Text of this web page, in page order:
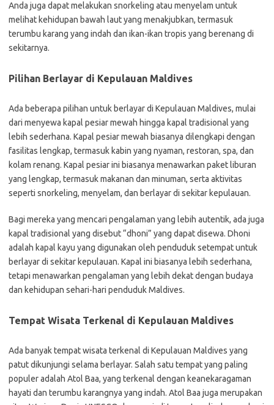
Anda juga dapat melakukan snorkeling atau menyelam untuk
melihat kehidupan bawah laut yang menakjubkan, termasuk
terumbu karang yang indah dan ikan-ikan tropis yang berenang di
sekitarnya.
Pilihan Berlayar di Kepulauan Maldives
Ada beberapa pilihan untuk berlayar di Kepulauan Maldives, mulai
dari menyewa kapal pesiar mewah hingga kapal tradisional yang
lebih sederhana. Kapal pesiar mewah biasanya dilengkapi dengan
fasilitas lengkap, termasuk kabin yang nyaman, restoran, spa, dan
kolam renang. Kapal pesiar ini biasanya menawarkan paket liburan
yang lengkap, termasuk makanan dan minuman, serta aktivitas
seperti snorkeling, menyelam, dan berlayar di sekitar kepulauan.
Bagi mereka yang mencari pengalaman yang lebih autentik, ada juga
kapal tradisional yang disebut “dhoni” yang dapat disewa. Dhoni
adalah kapal kayu yang digunakan oleh penduduk setempat untuk
berlayar di sekitar kepulauan. Kapal ini biasanya lebih sederhana,
tetapi menawarkan pengalaman yang lebih dekat dengan budaya
dan kehidupan sehari-hari penduduk Maldives.
Tempat Wisata Terkenal di Kepulauan Maldives
Ada banyak tempat wisata terkenal di Kepulauan Maldives yang
patut dikunjungi selama berlayar. Salah satu tempat yang paling
populer adalah Atol Baa, yang terkenal dengan keanekaragaman
hayati dan terumbu karangnya yang indah. Atol Baa juga merupakan